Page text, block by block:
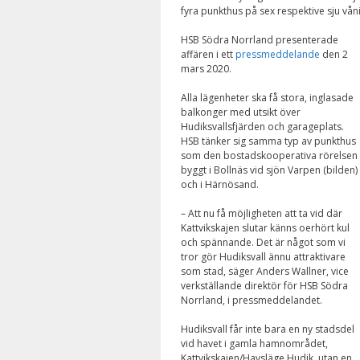
fyra punkthus på sex respektive sju
HSB Södra Norrland presenterade
affären i ett pressmeddelande den 2
mars 2020.
Alla lägenheter ska få stora, inglasade
balkonger med utsikt över
Hudiksvallsfjärden och garageplats.
HSB tänker sig samma typ av punkthus
som den bostadskooperativa rörelsen
byggt i Bollnäs vid sjön Varpen (bilden)
och i Härnösand.
– Att nu få möjligheten att ta vid där
Kattvikskajen slutar känns oerhört kul
och spännande. Det är något som vi
tror gör Hudiksvall ännu attraktivare
som stad, säger Anders Wallner, vice
verkställande direktör för HSB Södra
Norrland, i pressmeddelandet.
Hudiksvall får inte bara en ny stadsdel
vid havet i gamla hamnområdet,